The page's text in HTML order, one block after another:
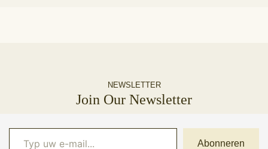
NEWSLETTER
Join Our Newsletter
Typ uw e-mail...
Abonneren